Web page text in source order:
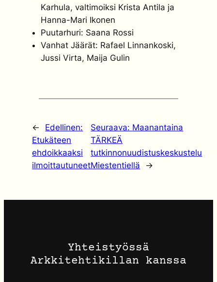
Karhula, valtimoiksi Krista Antila ja
Hanna-Mari Ikonen
Puutarhuri: Saana Rossi
Vanhat Jäärät: Rafael Linnankoski,
Jussi Virta, Maija Gulin
←
Edellinen:
Etukäteen
ehdoikkaaksi
ilmoittautuneet
Seuraava: Maanantaina
TÄRKEÄ
tutkinnonuudistuskeskustelu
Miestentiellä
→
Yhteistyössä
Arkkitehtikillan kanssa